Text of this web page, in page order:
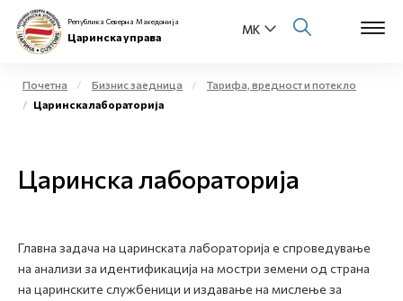
Физички лица
Open
Е-Царина
Република Северна Македонија
Царинска управа
Почетна Бизнис заедница
Тарифа, вредност и потекло
Царинска лабораторија
Царинска лабораторија
Главна задача на царинската лабораторија е спроведување
на анализи за идентификација на мостри земени од страна
на царинските службеници и издавање на мислење за